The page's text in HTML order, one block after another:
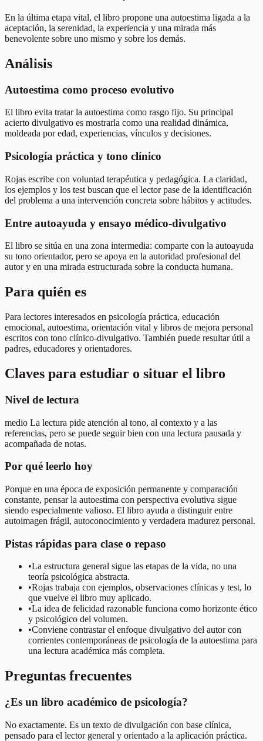
En la última etapa vital, el libro propone una autoestima ligada a la
aceptación, la serenidad, la experiencia y una mirada más
benevolente sobre uno mismo y sobre los demás.
Análisis
Autoestima como proceso evolutivo
El libro evita tratar la autoestima como rasgo fijo. Su principal
acierto divulgativo es mostrarla como una realidad dinámica,
moldeada por edad, experiencias, vínculos y decisiones.
Psicología práctica y tono clínico
Rojas escribe con voluntad terapéutica y pedagógica. La claridad,
los ejemplos y los test buscan que el lector pase de la identificación
del problema a una intervención concreta sobre hábitos y actitudes.
Entre autoayuda y ensayo médico-divulgativo
El libro se sitúa en una zona intermedia: comparte con la autoayuda
su tono orientador, pero se apoya en la autoridad profesional del
autor y en una mirada estructurada sobre la conducta humana.
Para quién es
Para lectores interesados en psicología práctica, educación
emocional, autoestima, orientación vital y libros de mejora personal
escritos con tono clínico-divulgativo. También puede resultar útil a
padres, educadores y orientadores.
Claves para estudiar o situar el libro
Nivel de lectura
medio La lectura pide atención al tono, al contexto y a las
referencias, pero se puede seguir bien con una lectura pausada y
acompañada de notas.
Por qué leerlo hoy
Porque en una época de exposición permanente y comparación
constante, pensar la autoestima con perspectiva evolutiva sigue
siendo especialmente valioso. El libro ayuda a distinguir entre
autoimagen frágil, autoconocimiento y verdadera madurez personal.
Pistas rápidas para clase o repaso
•La estructura general sigue las etapas de la vida, no una
teoría psicológica abstracta.
•Rojas trabaja con ejemplos, observaciones clínicas y test, lo
que vuelve el libro muy aplicado.
•La idea de felicidad razonable funciona como horizonte ético
y psicológico del volumen.
•Conviene contrastar el enfoque divulgativo del autor con
corrientes contemporáneas de psicología de la autoestima para
una lectura académica más completa.
Preguntas frecuentes
¿Es un libro académico de psicología?
No exactamente. Es un texto de divulgación con base clínica,
pensado para el lector general y orientado a la aplicación práctica.